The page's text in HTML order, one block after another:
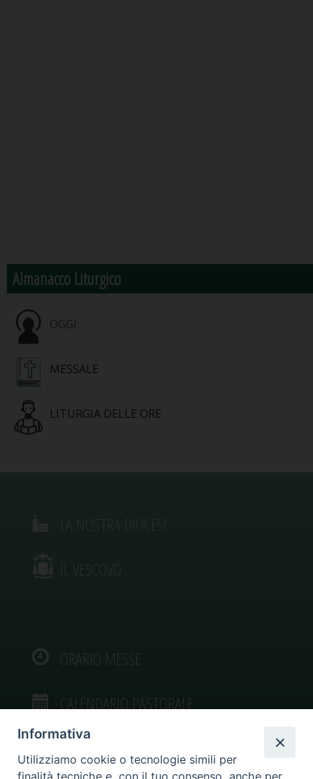
Almanacco Liturgico
OGGI:
MESSALE
LITURGIA DELLE ORE
IL VESCOVO
ORARIO MESSE
CALENDARIO PASTORALE
Informativa
Utilizziamo cookie o tecnologie simili per